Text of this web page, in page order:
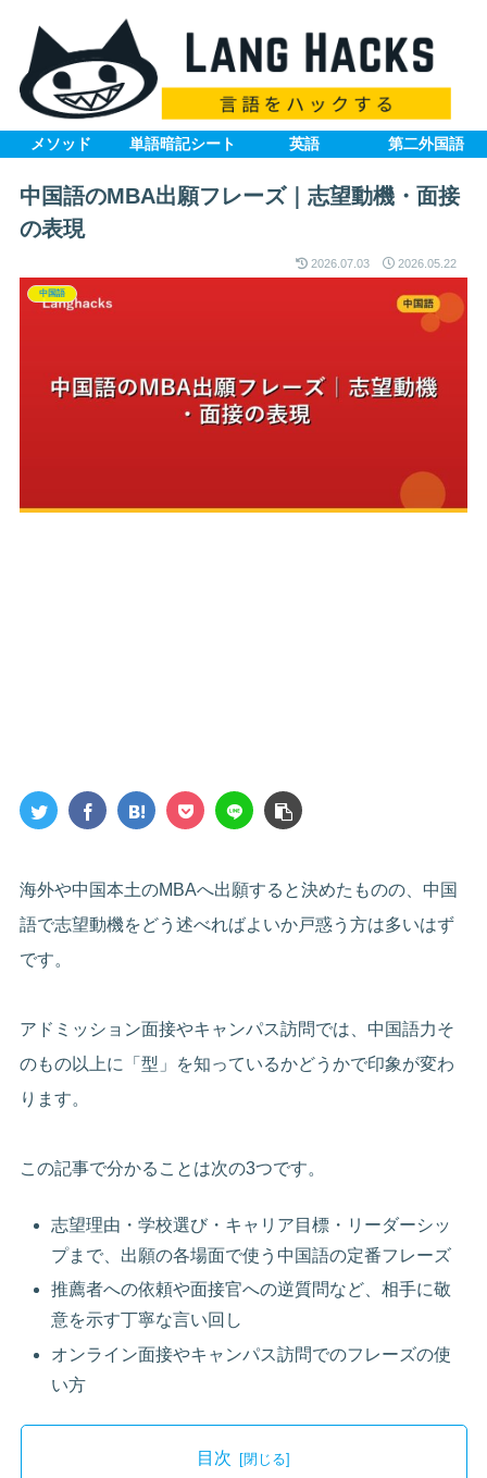
メソッド 単語暗記シート 英語 第二外国語
中国語のMBA出願フレーズ｜志望動機・面接
の表現
2026.07.03 2026.05.22
中国語
海外や中国本土のMBAへ出願すると決めたものの、中国
語で志望動機をどう述べればよいか戸惑う方は多いはず
です。
アドミッション面接やキャンパス訪問では、中国語力そ
のもの以上に「型」を知っているかどうかで印象が変わ
ります。
この記事で分かることは次の3つです。
志望理由・学校選び・キャリア目標・リーダーシッ
プまで、出願の各場面で使う中国語の定番フレーズ
推薦者への依頼や面接官への逆質問など、相手に敬
意を示す丁寧な言い回し
オンライン面接やキャンパス訪問でのフレーズの使
い方
目次